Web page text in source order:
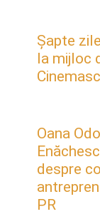
Șapte
la mijloc
Oana
despre
PR